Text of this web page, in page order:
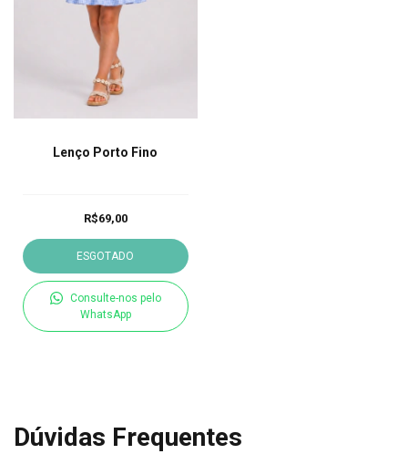
Lenço Porto Fino
R$69,00
ESGOTADO
Consulte-nos pelo
WhatsApp
Dúvidas Frequentes